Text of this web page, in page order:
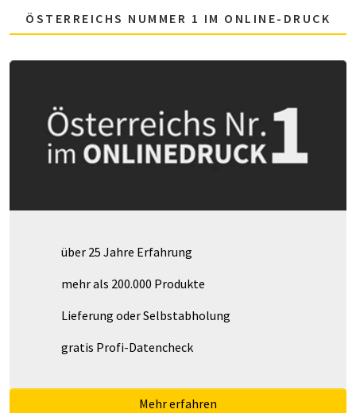
ÖSTERREICHS NUMMER 1 IM ONLINE-DRUCK
über 25 Jahre Erfahrung
mehr als 200.000 Produkte
Lieferung oder Selbstabholung
gratis Profi-Datencheck
Mehr erfahren